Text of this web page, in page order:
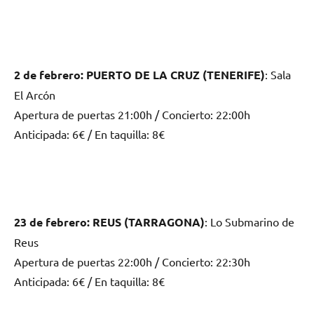
2 de febrero: PUERTO DE LA CRUZ (TENERIFE): Sala
El Arcón
Apertura de puertas 21:00h / Concierto: 22:00h
Anticipada: 6€ / En taquilla: 8€
23 de febrero: REUS (TARRAGONA): Lo Submarino de
Reus
Apertura de puertas 22:00h / Concierto: 22:30h
Anticipada: 6€ / En taquilla: 8€